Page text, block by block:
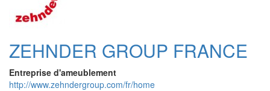
ZEHNDER GROUP FRANCE
Entreprise d'ameublement
http://www.zehndergroup.com/fr/home